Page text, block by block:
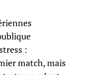
:
match, mais